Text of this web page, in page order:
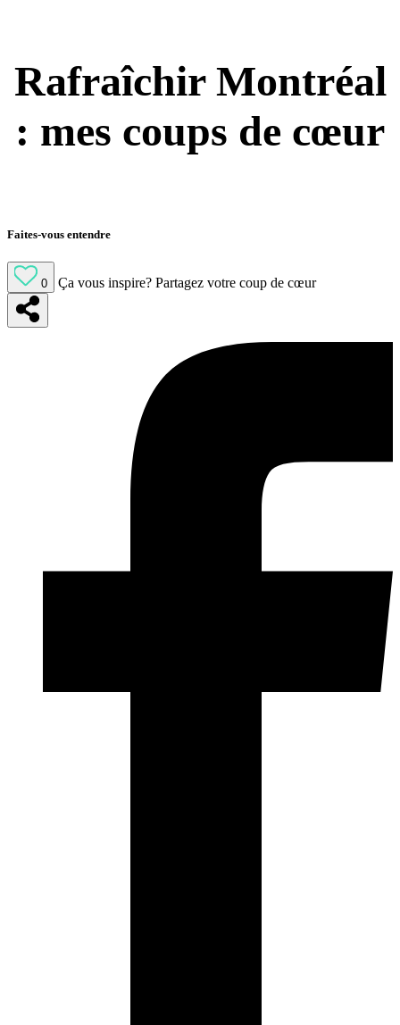
Rafraîchir Montréal
: mes coups de cœur
Faites-vous entendre
0 Ça vous inspire? Partagez votre coup de cœur